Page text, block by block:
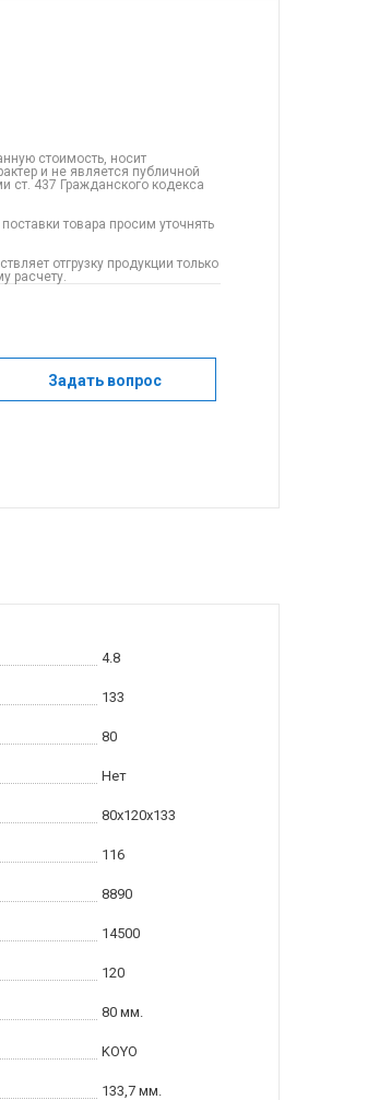
стоимость, носит
и не является публичной
ст. 437 Гражданского кодекса
товара просим уточнять
отгрузку продукции только
расчету.
Задать вопрос
4.8
133
80
Нет
80x120x133
116
8890
14500
120
80 мм.
KOYO
133,7 мм.